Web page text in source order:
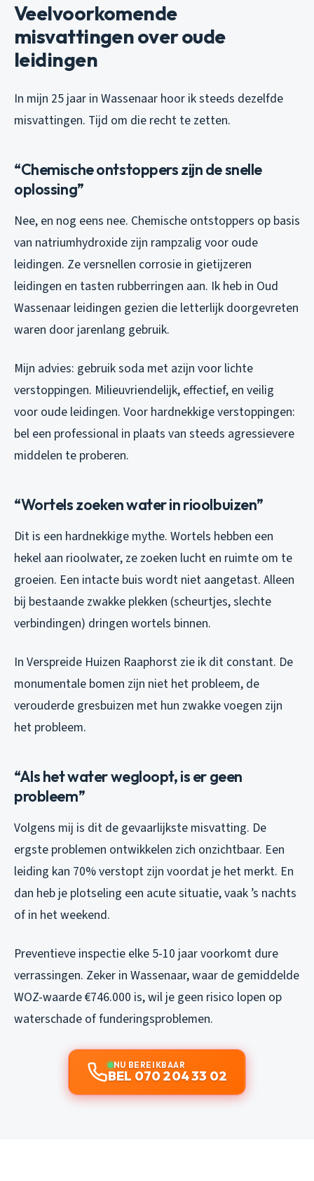
Veelvoorkomende
misvattingen over oude
leidingen
In mijn 25 jaar in Wassenaar hoor ik steeds dezelfde
misvattingen. Tijd om die recht te zetten.
“Chemische ontstoppers zijn de snelle
oplossing”
Nee, en nog eens nee. Chemische ontstoppers op basis
van natriumhydroxide zijn rampzalig voor oude
leidingen. Ze versnellen corrosie in gietijzeren
leidingen en tasten rubberringen aan. Ik heb in Oud
Wassenaar leidingen gezien die letterlijk doorgevreten
waren door jarenlang gebruik.
Mijn advies: gebruik soda met azijn voor lichte
verstoppingen. Milieuvriendelijk, effectief, en veilig
voor oude leidingen. Voor hardnekkige verstoppingen:
bel een professional in plaats van steeds agressievere
middelen te proberen.
“Wortels zoeken water in rioolbuizen”
Dit is een hardnekkige mythe. Wortels hebben een
hekel aan rioolwater, ze zoeken lucht en ruimte om te
groeien. Een intacte buis wordt niet aangetast. Alleen
bij bestaande zwakke plekken (scheurtjes, slechte
verbindingen) dringen wortels binnen.
In Verspreide Huizen Raaphorst zie ik dit constant. De
monumentale bomen zijn niet het probleem, de
verouderde gresbuizen met hun zwakke voegen zijn
het probleem.
“Als het water wegloopt, is er geen
probleem”
Volgens mij is dit de gevaarlijkste misvatting. De
ergste problemen ontwikkelen zich onzichtbaar. Een
leiding kan 70% verstopt zijn voordat je het merkt. En
dan heb je plotseling een acute situatie, vaak ’s nachts
of in het weekend.
Preventieve inspectie elke 5-10 jaar voorkomt dure
verrassingen. Zeker in Wassenaar, waar de gemiddelde
WOZ-waarde €746.000 is, wil je geen risico lopen op
waterschade of funderingsproblemen.
NU BEREIKBAAR
BEL 070 204 33 02